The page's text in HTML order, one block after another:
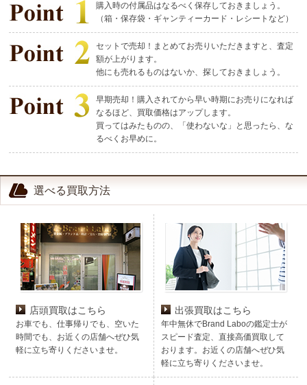
購入時の付属品はなるべく保存しておきましょう。
（箱・保存袋・ギャンティーカード・レシートなど）
セットで売却！まとめてお売りいただきますと、査定
額が上がります。
他にも売れるものはないか、探しておきましょう。
早期売却！購入されてから早い時期にお売りになれば
なるほど、買取価格はアップします。
買ってはみたものの、「使わないな」と思ったら、な
るべくお早めに。
選べる買取方法
店頭買取はこちら
お車でも、仕事帰りでも、空いた
時間でも、お近くの店舗へぜひ気
軽に立ち寄りくださいませ。
出張買取はこちら
年中無休でBrand Laboの鑑定士が
スピード査定、直接高価買取して
おります。お近くの店舗へぜひ気
軽に立ち寄りくださいませ。